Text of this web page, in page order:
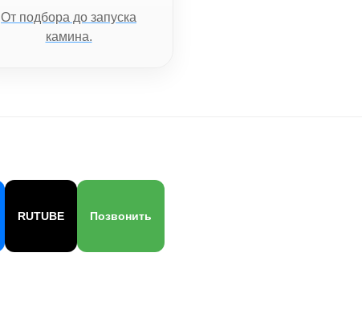
От подбора до запуска
камина.
RUTUBE Позвонить